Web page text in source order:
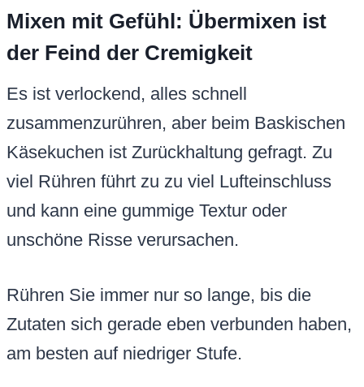
Mixen mit Gefühl: Übermixen ist
der Feind der Cremigkeit
Es ist verlockend, alles schnell
zusammenzurühren, aber beim Baskischen
Käsekuchen ist Zurückhaltung gefragt. Zu
viel Rühren führt zu zu viel Lufteinschluss
und kann eine gummige Textur oder
unschöne Risse verursachen.
Rühren Sie immer nur so lange, bis die
Zutaten sich gerade eben verbunden haben,
am besten auf niedriger Stufe.